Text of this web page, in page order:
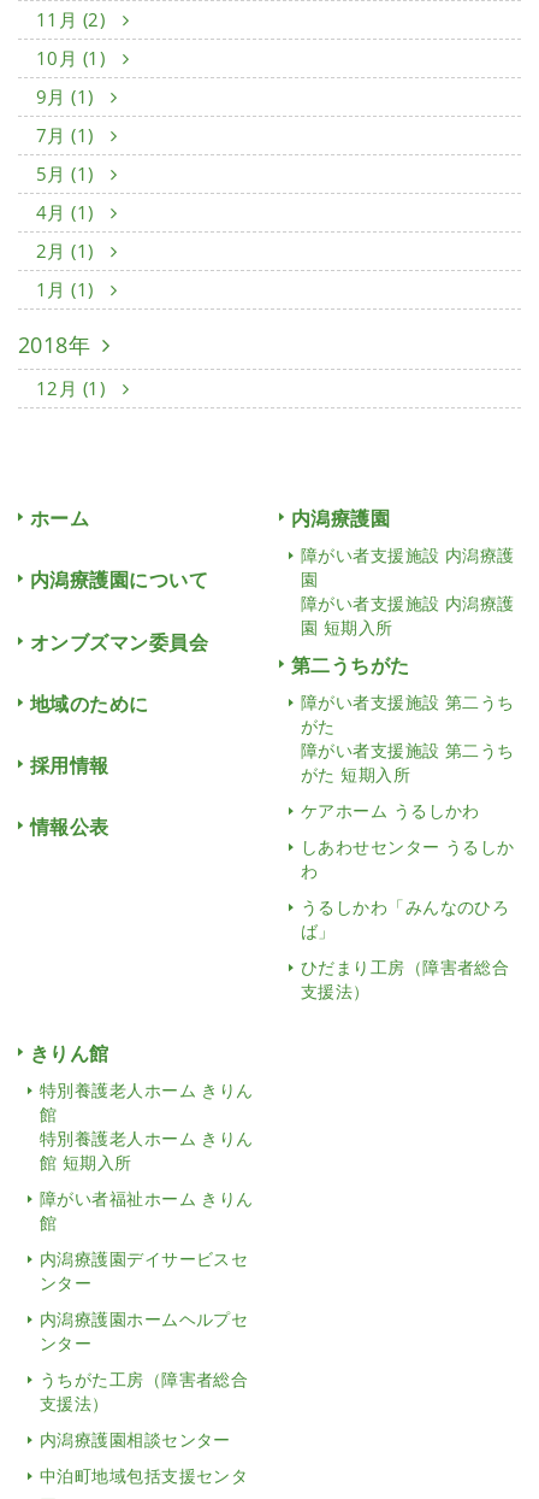
11月 (2)
10月 (1)
9月 (1)
7月 (1)
5月 (1)
4月 (1)
2月 (1)
1月 (1)
2018年
12月 (1)
ホーム
内潟療護園について
オンブズマン委員会
地域のために
採用情報
情報公表
内潟療護園
障がい者支援施設 内潟療護
園
障がい者支援施設 内潟療護
園 短期入所
第二うちがた
障がい者支援施設 第二うち
がた
障がい者支援施設 第二うち
がた 短期入所
ケアホーム うるしかわ
しあわせセンター うるしか
わ
うるしかわ「みんなのひろ
ば」
ひだまり工房（障害者総合
支援法）
きりん館
特別養護老人ホーム きりん
館
特別養護老人ホーム きりん
館 短期入所
障がい者福祉ホーム きりん
館
内潟療護園デイサービスセ
ンター
内潟療護園ホームヘルプセ
ンター
うちがた工房（障害者総合
支援法）
内潟療護園相談センター
中泊町地域包括支援センタ